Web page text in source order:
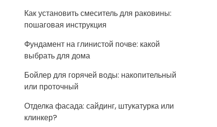
Как установить смеситель для раковины:
пошаговая инструкция
Фундамент на глинистой почве: какой
выбрать для дома
Бойлер для горячей воды: накопительный
или проточный
Отделка фасада: сайдинг, штукатурка или
клинкер?